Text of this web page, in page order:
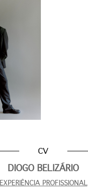
CV
DIOGO BELIZÁRIO
EXPERIÊNCIA PROFISSIONAL